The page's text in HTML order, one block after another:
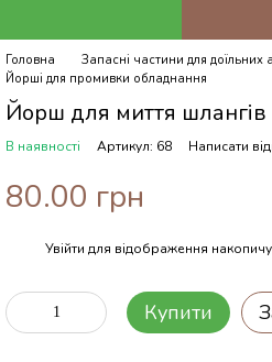
Головна
Запасні частини для доїльних
Йорші для промивки обладнання
Йорш для миття
В наявності Артикул: 68 Написати
80.00 грн
Увійти для відображення
Купити